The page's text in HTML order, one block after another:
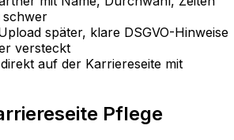
schwer
später, klare DSGVO-Hinweise
versteckt
auf der Karriereseite mit
Pflege